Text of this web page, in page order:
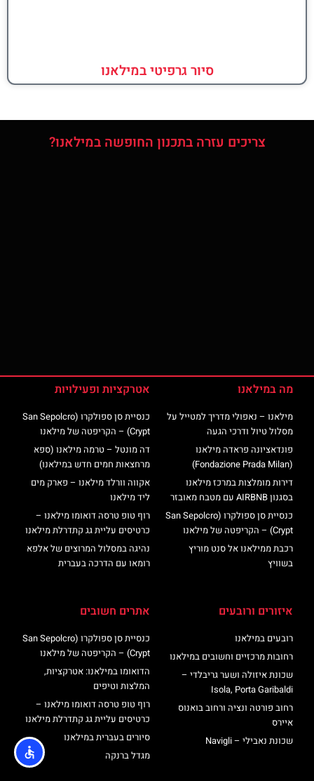
סיור גרפיטי במילאנו
צריכים עזרה בתכנון החופשה במילאנו?
מה במילאנו
מילאנו – נאפולי מדריך למטייל על
מסלול טיול ודרכי הגעה
פונדאציונה פראדה מילאנו
(Fondazione Prada Milan)
דירות מומלצות במרכז מילאנו
בסגנון AIRBNB עם מטבח מאובזר
כנסיית סן ספולקרו (San Sepolcro
Crypt) – הקריפטה של מילאנו
רכבת ממילאנו אל סנט מוריץ
בשוויץ
אטרקציות ופעילויות
כנסיית סן ספולקרו (San Sepolcro
Crypt) – הקריפטה של מילאנו
דה מונטל – טרמה מילאנו (ספא
מרחצאות חמים חדש במילאנו)
אקווה וורלד מילאנו – פארק מים
ליד מילאנו
רוף טופ טרסה דואומו מילאנו –
כרטיסים עליית גג קתדרלת מילאנו
נהיגה במסלול המרוצים של אלפא
רומאו עם הדרכה בעברית
איזורים ורובעים
רובעים במילאנו
רחובות מרכזיים וחשובים במילאנו
שכונת איזולה ושער גריבלדי –
Isola, Porta Garibaldi
רחוב פורטה ונציה ורחוב בואנוס
איירס
שכונת נאבילי – Navigli
אתרים חשובים
כנסיית סן ספולקרו (San Sepolcro
Crypt) – הקריפטה של מילאנו
הדואומו במילאנו: אטרקציות,
המלצות וטיפים
רוף טופ טרסה דואומו מילאנו –
כרטיסים עליית גג קתדרלת מילאנו
סיורים בעברית במילאנו
מגדל ברנקה